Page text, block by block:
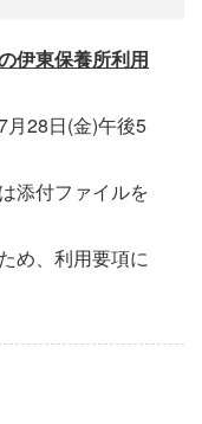
伊東保養所利用
月28日(金)午後5
添付ファイルを
め、利用要項に